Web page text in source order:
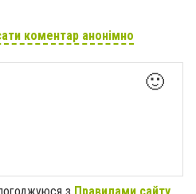
коментар анонімно
🙂